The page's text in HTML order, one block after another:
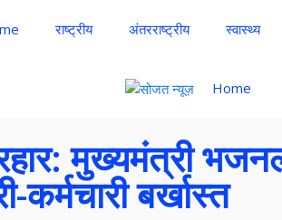
राष्ट्रीय अंतरराष्ट्रीय स्वास्थ्य
Home
मुख्यमंत्री
बर्खास्त